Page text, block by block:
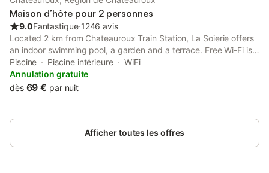
Maison d’hôte pour 2 personnes
9.0Fantastique⋅1246 avis
Located 2 km from Chateauroux Train Station, La Soierie offers
an indoor swimming pool, a garden and a terrace. Free Wi-Fi is
free of charge in the entire property.
Piscine Piscine intérieure
WiFi
Annulation gratuite
dès 69 € par nuit
Afficher toutes les offres